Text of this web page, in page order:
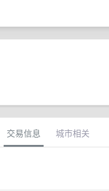
交易信息 城市相关